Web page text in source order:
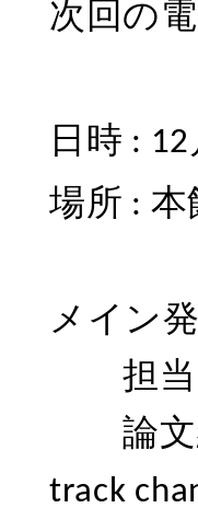
次回の
日時 :
場所 : 本
メイン
担当 :
論文紹
track